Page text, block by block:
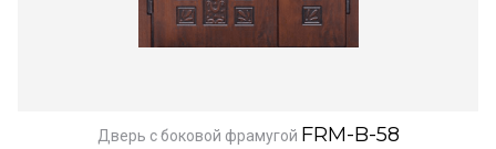
Дверь с боковой фрамугой FRM-B-58